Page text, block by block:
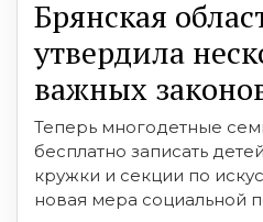
Брянская
утвердила
важных
Теперь многодетные
бесплатно записать
кружки и секции по
новая мера социальной